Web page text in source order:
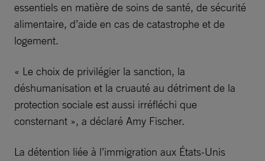
essentiels en matière de soins de santé, de sécurité
alimentaire, d’aide en cas de catastrophe et de
logement.
« Le choix de privilégier la sanction, la
déshumanisation et la cruauté au détriment de la
protection sociale est aussi irréfléchi que
consternant », a déclaré Amy Fischer.
La détention liée à l’immigration aux États-Unis